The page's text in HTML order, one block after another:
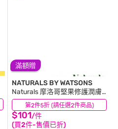
滿額贈
第2件5折 (請任選2件商品)
NATURALS BY WATSONS
Naturals 摩洛哥堅果修護潤膚
露490ml
$101/件
(買2件-售價已折)
(12)